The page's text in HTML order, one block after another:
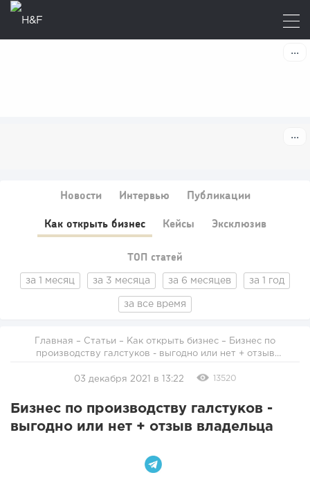
Новости Интервью Публикации
Как открыть бизнес Кейсы Эксклюзив
ТОП статей
за 1 месяц за 3 месяца за 6 месяцев за 1 год
за все время
Главная – Статьи – Как открыть бизнес
производству галстуков - выгодно или нет + отзыв
03 декабря 2021 в 13:22
13520
Бизнес по производству галстуков -
выгодно или нет + отзыв владельца